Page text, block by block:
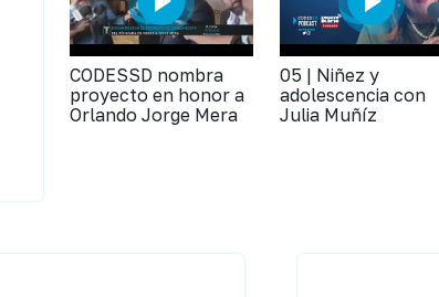
CODESSD nombra
proyecto en honor a
Orlando Jorge Mera
05 | Niñez y
adolescencia con
Julia Muñíz